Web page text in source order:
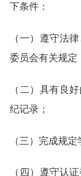
下条件：
（一）遵守法
委员会有关规定
（二）具有良
纪记录；
（三）完成规
（四）遵守认